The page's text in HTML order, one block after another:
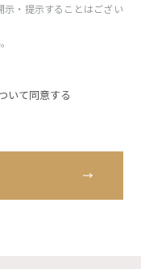
示・提示することはござい
いて同意する